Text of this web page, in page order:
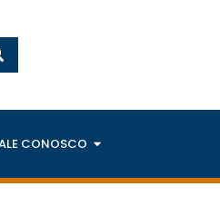
CONOSCO